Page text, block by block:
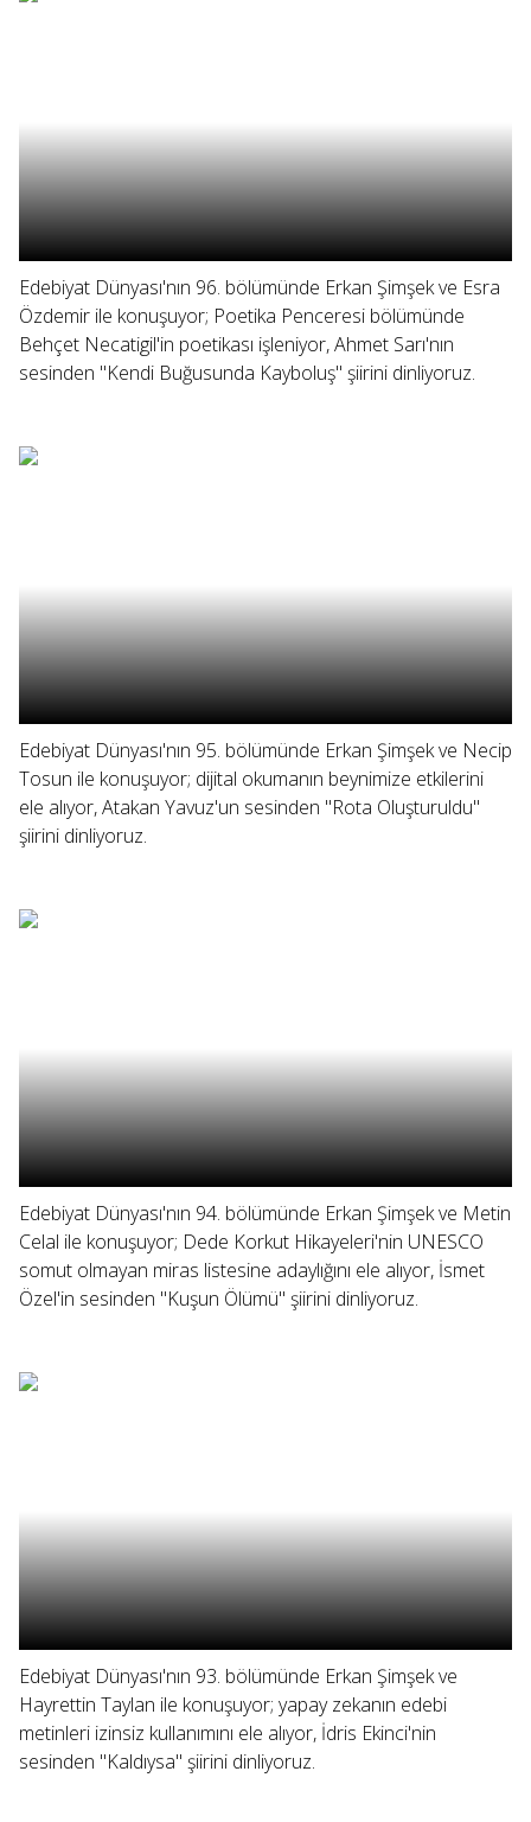
Edebiyat Dünyası'nın 96. bölümünde Erkan Şimşek ve Esra
Özdemir ile konuşuyor; Poetika Penceresi bölümünde
Behçet Necatigil'in poetikası işleniyor, Ahmet Sarı'nın
sesinden "Kendi Buğusunda Kayboluş" şiirini dinliyoruz.
Edebiyat Dünyası'nın 95. bölümünde Erkan Şimşek ve Necip
Tosun ile konuşuyor; dijital okumanın beynimize etkilerini
ele alıyor, Atakan Yavuz'un sesinden "Rota Oluşturuldu"
şiirini dinliyoruz.
Edebiyat Dünyası'nın 94. bölümünde Erkan Şimşek ve Metin
Celal ile konuşuyor; Dede Korkut Hikayeleri'nin UNESCO
somut olmayan miras listesine adaylığını ele alıyor, İsmet
Özel'in sesinden "Kuşun Ölümü" şiirini dinliyoruz.
Edebiyat Dünyası'nın 93. bölümünde Erkan Şimşek ve
Hayrettin Taylan ile konuşuyor; yapay zekanın edebi
metinleri izinsiz kullanımını ele alıyor, İdris Ekinci'nin
sesinden "Kaldıysa" şiirini dinliyoruz.